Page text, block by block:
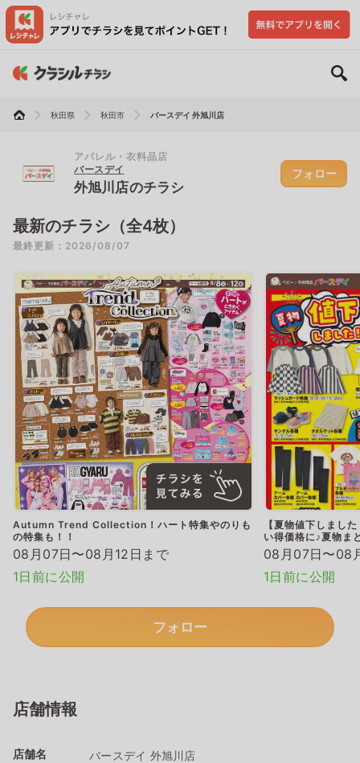
秋田県 秋田市 バースデイ 外旭川店
アパレル・衣料品店
バースデイ
外旭川店のチラシ
フォロー
最新のチラシ（全4枚）
最終更新：2026/08/07
Autumn Trend Collection！ハート特集やのりも
の特集も！！
08月07日〜08月12日まで
1日前に公開
【夏物値下しまし
い得価格に♪夏物ま
08月07日〜08
1日前に公開
フォロー
店舗情報
店舗名 バースデイ 外旭川店